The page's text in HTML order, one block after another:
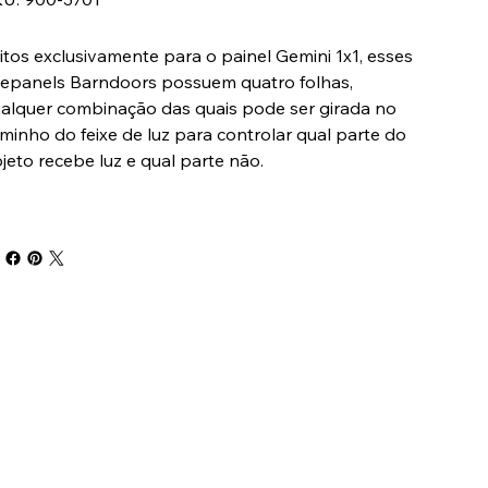
900-
exclusivamente para o painel Gemini 1x1, esses
Barndoors possuem quatro folhas,
combinação das quais pode ser girada no
do feixe de luz para controlar qual parte do
recebe luz e qual parte não.